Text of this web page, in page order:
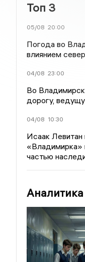
Топ 3
05/08 20:00
Погода во
влиянием
04/08 23:00
Во
дорогу,
04/08 10:30
Исаак Левитан
«Владимирка»
частью
Аналитика